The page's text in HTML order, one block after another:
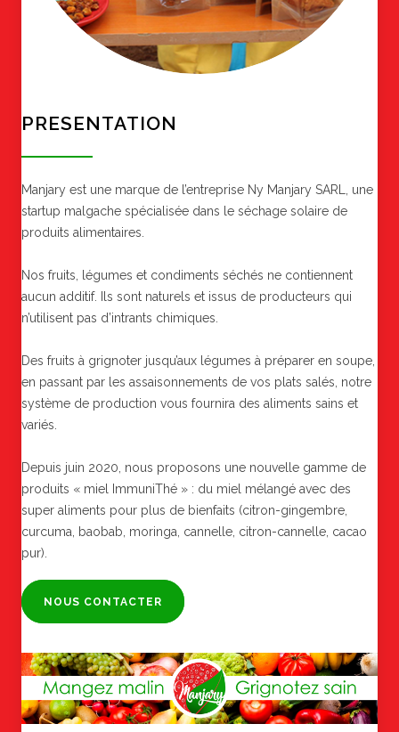
PRESENTATION
Manjary est une marque de l’entreprise Ny Manjary SARL, une
startup malgache spécialisée dans le séchage solaire de
produits alimentaires.
Nos fruits, légumes et condiments séchés ne contiennent
aucun additif. Ils sont naturels et issus de producteurs qui
n’utilisent pas d’intrants chimiques.
Des fruits à grignoter jusqu’aux légumes à préparer en soupe,
en passant par les assaisonnements de vos plats salés, notre
système de production vous fournira des aliments sains et
variés.
Depuis juin 2020, nous proposons une nouvelle gamme de
produits « miel ImmuniThé » : du miel mélangé avec des
super aliments pour plus de bienfaits (citron-gingembre,
curcuma, baobab, moringa, cannelle, citron-cannelle, cacao
pur).
NOUS CONTACTER